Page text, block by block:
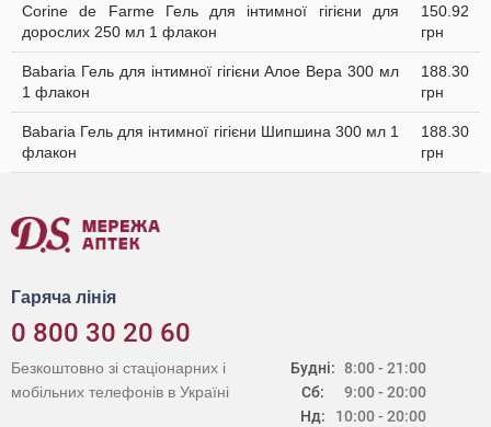
Corine de Farme Гель для інтимної гігієни для
дорослих 250 мл 1 флакон
150.92
грн
Babaria Гель для інтимної гігієни Алое Вера 300 мл
1 флакон
188.30
грн
Babaria Гель для інтимної гігієни Шипшина 300 мл 1
флакон
188.30
грн
Гаряча лінія
0 800 30 20 60
Будні:
Сб:
Нд:
8:00 - 21:00
9:00 - 20:00
10:00 - 20:00
Безкоштовно зі стаціонарних і
мобільних телефонів в Україні